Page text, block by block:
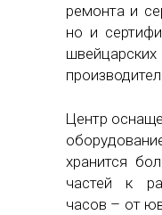
ремонта и
но и
Центр
хранится
частей к
часов – от